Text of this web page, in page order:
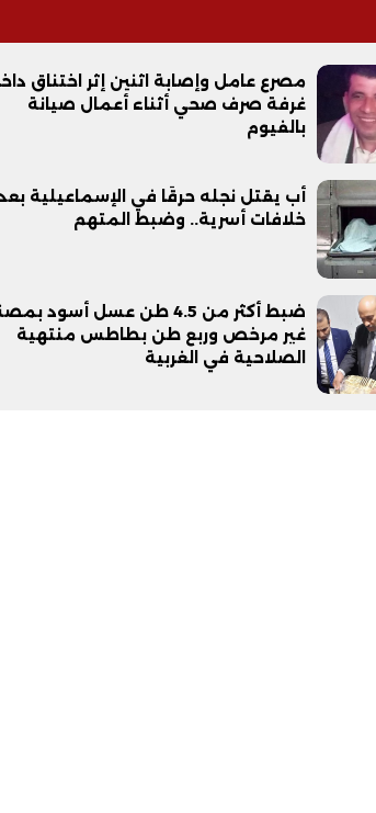
مصرع عامل وإصابة اثنين إثر اختناق
غرفة صرف صحي أثناء أعمال صيانة
بالفيوم
أب يقتل نجله حرقًا في الإسماعيلية
خلافات أسرية.. وضبط المتهم
ضبط أكثر من 4.5 طن عسل أسود
غير مرخص وربع طن بطاطس منتهية
الصلاحية في الغربية